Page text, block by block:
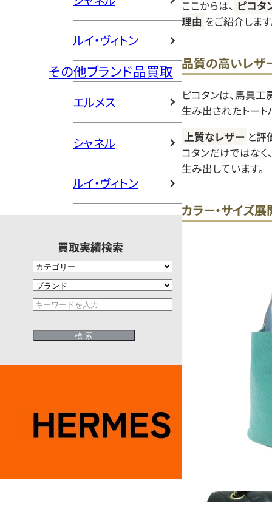
ルイ・ヴィトン
その他ブランド品買取
エルメス
シャネル
ルイ・ヴィトン
買取実績検索
ここからは、 ピコタ
理由 をご紹介します
品質の高いレザ
ピコタンは、馬具工
生み出されたトート
上質なレザー と評
コタンだけではなく
生み出しています。
カラー・サイズ